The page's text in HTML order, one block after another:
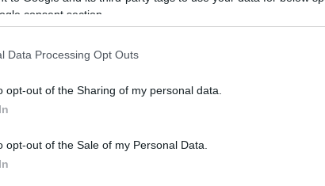
consent section.
Data Processing Opt Outs
opt-out of the Sharing of my personal data.
opt-out of the Sale of my Personal Data.
Horváth Zsolt
rosszul lett, elájult
2026.08.06.